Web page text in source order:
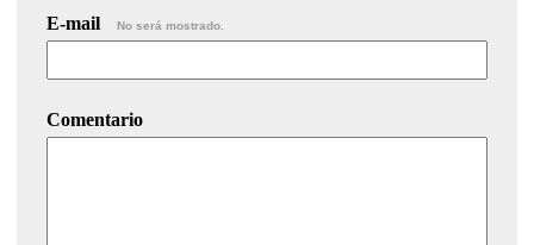
E-mail No será mostrado.
Comentario